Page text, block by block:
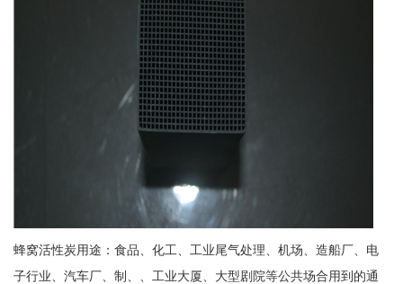
蜂窝活性炭用途：食品、化工、工业尾气处理、机场、造船厂、电
子行业、汽车厂、制、、工业大厦、大型剧院等公共场合用到的通